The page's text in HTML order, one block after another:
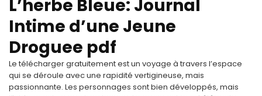
L’herbe Bleue: Journal
Intime d’une Jeune
Droguee pdf
Le télécharger gratuitement est un voyage à travers l’espace
qui se déroule avec une rapidité vertigineuse, mais
passionnante. Les personnages sont bien développés, mais